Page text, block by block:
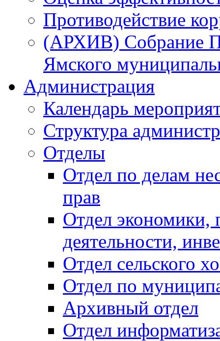
Противодействие
(АРХИВ) Собрание
Ямского
Администрация
Календарь
Структура
Отделы
Отдел по делам
прав
Отдел экономики,
деятельности,
Отдел сельского
Отдел по
Архивный отдел
Отдел